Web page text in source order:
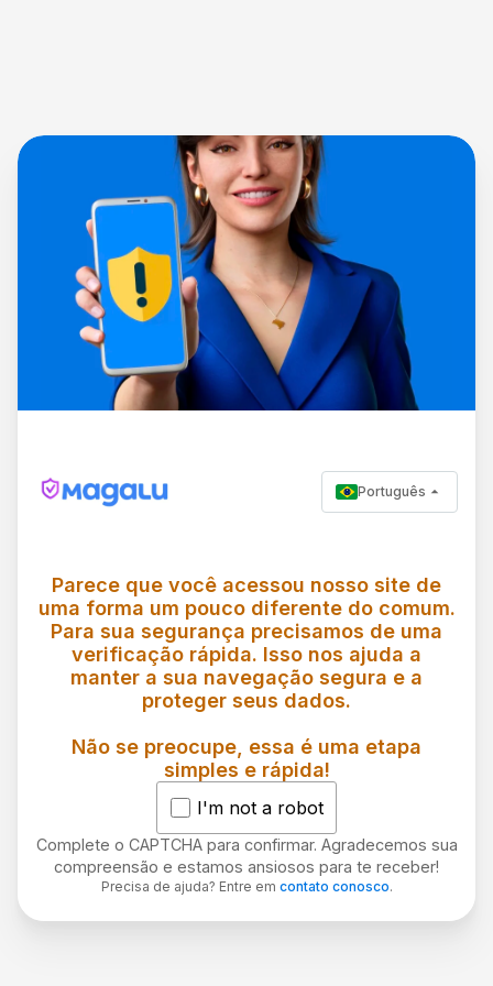
Português
Parece que você acessou nosso site de
uma forma um pouco diferente do comum.
Para sua segurança precisamos de uma
verificação rápida. Isso nos ajuda a
manter a sua navegação segura e a
proteger seus dados.
Não se preocupe, essa é uma etapa
simples e rápida!
I'm not a robot
Complete o CAPTCHA para confirmar. Agradecemos sua
compreensão e estamos ansiosos para te receber!
Precisa de ajuda? Entre em contato conosco.